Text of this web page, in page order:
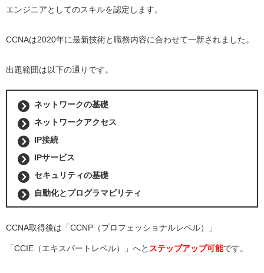
エンジニアとしてのスキルを認定します。
CCNAは2020年に最新技術と職務内容に合わせて一新されました。
出題範囲は以下の通りです。
ネットワークの基礎
ネットワークアクセス
IP接続
IPサービス
セキュリティの基礎
自動化とプログラマビリティ
CCNA取得後は「CCNP（プロフェッショナルレベル）」
「CCIE（エキスパートレベル）」へと ステップアップ可能です。